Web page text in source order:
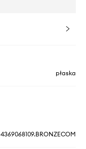
płaska
4369068109.BRONZECOM